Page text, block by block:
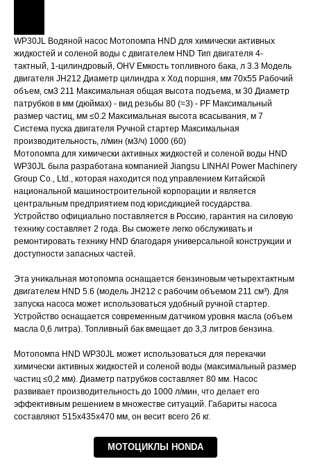
WP30JL Водяной насос Мотопомпа HND для химически активных
жидкостей и соленой воды с двигателем HND Тип двигателя 4-
тактный, 1-цилиндровый, OHV Емкость топливного бака, л 3.3 Модель
двигателя JH212 Диаметр цилиндра х Ход поршня, мм 70x55 Рабочий
объем, см3 211 Максимальная общая высота подъема, м 30 Диаметр
патрубков в мм (дюймах) - вид резьбы 80 (≈3) - PF Максимальный
размер частиц, мм ≤0.2 Максимальная высота всасывания, м 7
Система пуска двигателя Ручной стартер Максимальная
производительность, л/мин (м3/ч) 1000 (60)
Мотопомпа для химически активных жидкостей и соленой воды HND
WP30JL была разработана компанией Jiangsu LINHAI Power Machinery
Group Co., Ltd., которая находится под управлением Китайской
национальной машиностроительной корпорации и является
центральным предприятием под юрисдикцией государства.
Устройство официально поставляется в Россию, гарантия на силовую
технику составляет 2 года. Вы сможете легко обслуживать и
ремонтировать технику HND благодаря универсальной конструкции и
доступности запасных частей.
Эта уникальная мотопомпа оснащается бензиновым четырехтактным
двигателем HND 5.6 (модель JH212 с рабочим объемом 211 см³). Для
запуска насоса может использоваться удобный ручной стартер.
Устройство оснащается современным датчиком уровня масла (объем
масла 0,6 литра). Топливный бак вмещает до 3,3 литров бензина.
Мотопомпа HND WP30JL может использоваться для перекачки
химически активных жидкостей и соленой воды (максимальный размер
частиц ≤0,2 мм). Диаметр патрубков составляет 80 мм. Насос
развивает производительность до 1000 л/мин, что делает его
эффективным решением в множестве ситуаций. Габариты насоса
составляют 515x435x470 мм, он весит всего 26 кг.
МОТОЦИКЛЫ HONDA